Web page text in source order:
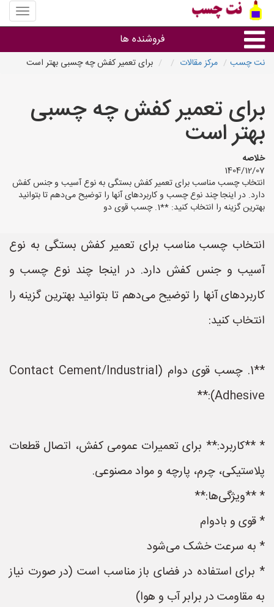
منوی
سایت
چسب
فروشنده ها
استان ها
نت چسب مرکز مقالات برای تعمیر کفش چه چسبی بهتر است
برای تعمیر کفش چه چسبی
بهتر است
خلاصه
1404/12/07
انتخاب چسب مناسب برای تعمیر کفش بستگی به نوع آسیب و جنس کفش
دارد. در اینجا چند نوع چسب و کاربردهای آنها را توضیح می‌دهم تا بتوانید
بهترین گزینه را انتخاب کنید: **1. چسب قوی دو
انتخاب چسب مناسب برای تعمیر کفش بستگی به نوع
آسیب و جنس کفش دارد. در اینجا چند نوع چسب و
کاربردهای آنها را توضیح می‌دهم تا بتوانید بهترین گزینه را
انتخاب کنید:
**1. چسب قوی دوام (Contact Cement/Industrial
Adhesive):**
* **کاربرد:** برای تعمیرات عمومی کفش، اتصال قطعات
پلاستیکی، چرم، پارچه و مواد مصنوعی.
* **ویژگی‌ها:**
* قوی و بادوام
* به سرعت خشک می‌شود
* برای استفاده در فضای باز مناسب است (در صورت نیاز
به مقاومت در برابر آب و هوا)